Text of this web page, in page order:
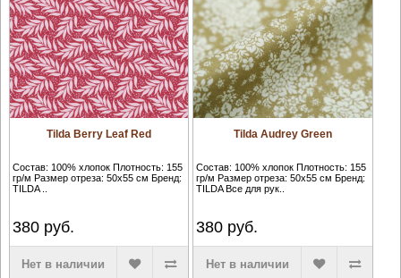
Tilda Berry Leaf Red
Состав: 100% хлопок Плотность: 155
гр/м Размер отреза: 50х55 см Бренд:
TILDA ..
380руб.
Нет в наличии
Tilda Audrey Green
Состав: 100% хлопок Плотность: 155
гр/м Размер отреза: 50х55 см Бренд:
TILDA Все для рук..
380 руб.
Нет в наличии